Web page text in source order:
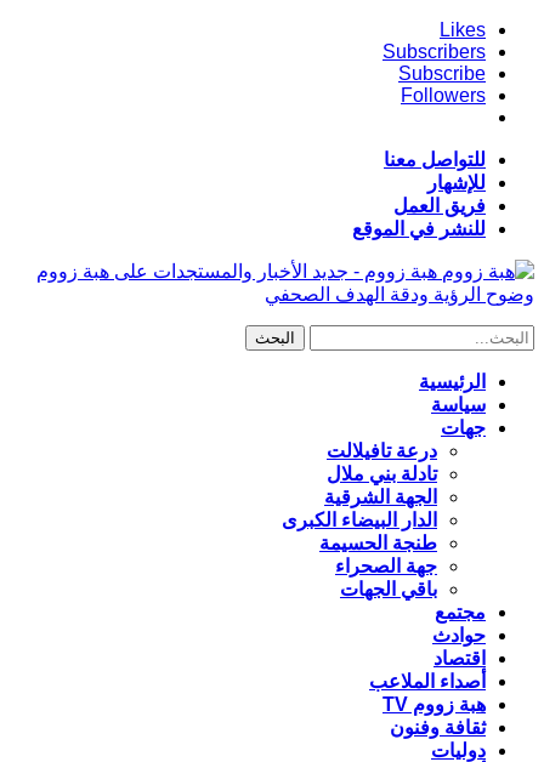
Likes
Subscribers
Subscribe
Followers
للتواصل معنا
للإشهار
فريق العمل
للنشر في الموقع
هبة زووم - جديد الأخبار والمستجدات على هبة زووم
وضوح الرؤية ودقة الهدف الصحفي
الرئيسية
سياسة
جهات
درعة تافيلالت
تادلة بني ملال
الجهة الشرقية
الدار البيضاء الكبرى
طنجة الحسيمة
جهة الصحراء
باقي الجهات
مجتمع
حوادث
اقتصاد
أصداء الملاعب
هبة زووم TV
ثقافة وفنون
دوليات